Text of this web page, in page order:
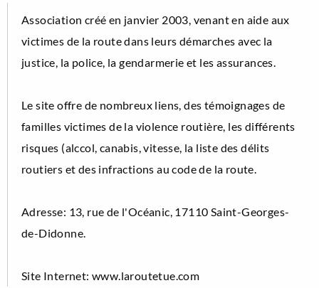
Association créé en janvier 2003, venant en aide aux
victimes de la route dans leurs démarches avec la
justice, la police, la gendarmerie et les assurances.
Le site offre de nombreux liens, des témoignages de
familles victimes de la violence routière, les différents
risques (alccol, canabis, vitesse, la liste des délits
routiers et des infractions au code de la route.
Adresse: 13, rue de l'Océanic, 17110 Saint-Georges-
de-Didonne.
Site Internet: www.laroutetue.com